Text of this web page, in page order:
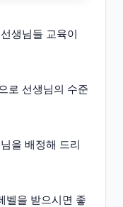
생님들 교육이
로 선생님의 수준
을 배정해 드리
벨을 받으시면 좋